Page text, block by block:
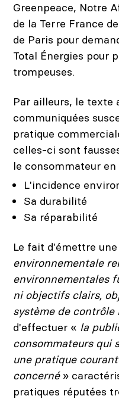
Greenpeace, Notre
de la Terre France
de Paris pour
Total Énergies pour
trompeuses.
Par ailleurs, le texte
communiquées
pratique
celles-ci sont
le consommateur en
L'incidence
Sa durabilité
Sa réparabilité
Le fait d'émettre
environnementale
environnementales
ni objectifs clairs,
système de
d'effectuer « la
consommateurs qui
une pratique
concerné»
pratiques réputées